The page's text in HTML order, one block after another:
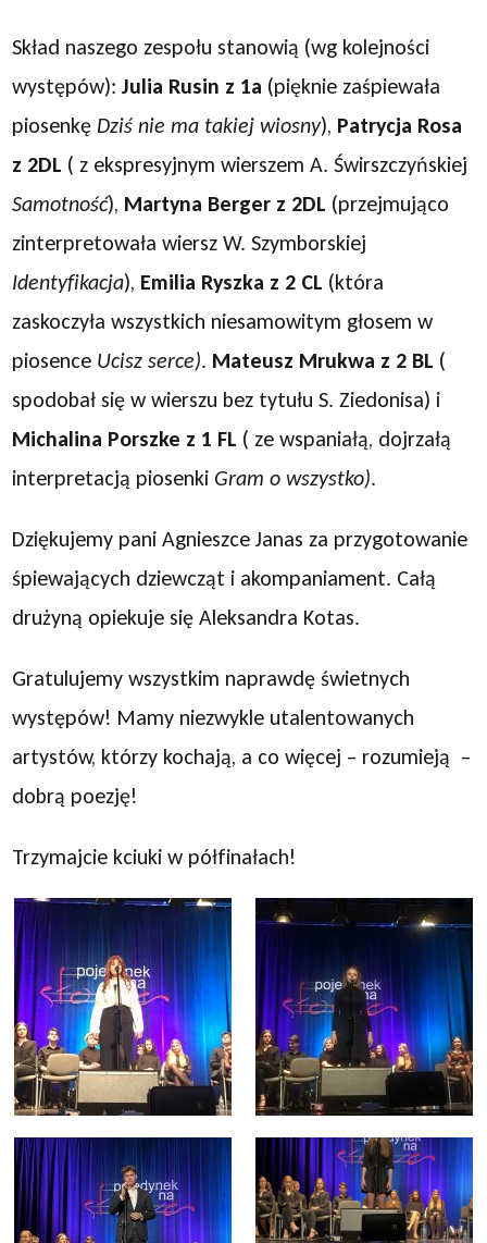
Skład naszego zespołu stanowią (wg kolejności
występów):Julia Rusin z 1a (pięknie zaśpiewała
piosenkę Dziś nie ma takiej wiosny), Patrycja Rosa
z 2DL ( z ekspresyjnym wierszem A. Świrszczyńskiej
Samotność), Martyna Berger z 2DL (przejmująco
zinterpretowała wiersz W. Szymborskiej
Identyfikacja), Emilia Ryszka z 2 CL (która
zaskoczyła wszystkich niesamowitym głosem w
piosence Ucisz serce). Mateusz Mrukwa z 2 BL (
spodobał się w wierszu bez tytułu S. Ziedonisa) i
Michalina Porszke z 1 FL ( ze wspaniałą, dojrzałą
interpretacją piosenki Gram o wszystko).
Dziękujemy pani Agnieszce Janas za przygotowanie
śpiewających dziewcząt i akompaniament. Całą
drużyną opiekuje się Aleksandra Kotas.
Gratulujemy wszystkim naprawdę świetnych
występów! Mamy niezwykle utalentowanych
artystów, którzy kochają, a co więcej – rozumieją –
dobrą poezję!
Trzymajcie kciuki w półfinałach!